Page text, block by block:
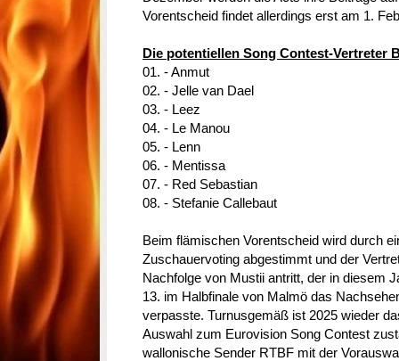
Vorentscheid findet allerdings erst am 1.
Die potentiellen Song Contest-Vertreter
01. - Anmut
02. - Jelle van Dael
03. - Leez
04. - Le Manou
05. - Lenn
06. - Mentissa
07. - Red Sebastian
08. - Stefanie Callebaut
Beim flämischen Vorentscheid wird durch
Zuschauervoting abgestimmt und der
Nachfolge von Mustii antritt, der in diesem
13. im Halbfinale von Malmö das
verpasste. Turnusgemäß ist 2025 wieder
Auswahl zum Eurovision Song Contest
wallonische Sender RTBF mit der